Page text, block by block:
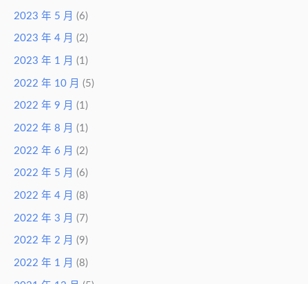
2023 年 5 月 (6)
2023 年 4 月 (2)
2023 年 1 月 (1)
2022 年 10 月 (5)
2022 年 9 月 (1)
2022 年 8 月 (1)
2022 年 6 月 (2)
2022 年 5 月 (6)
2022 年 4 月 (8)
2022 年 3 月 (7)
2022 年 2 月 (9)
2022 年 1 月 (8)